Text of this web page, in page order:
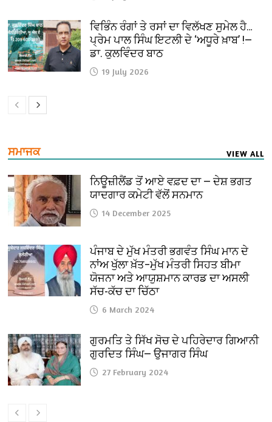
ਵਿਭਿੰਨ ਰੰਗਾਂ ਤੇ ਰਸਾਂ ਦਾ ਵਿਲੱਖਣ ਸੁਮੇਲ ਹੈ…
ਪ੍ਰੇਮ ਪਾਲ ਸਿੰਘ ਇਟਲੀ ਦੇ ‘ਅਧੂਰੇ ਖ਼ਾਬ’ !—
ਡਾ. ਕੁਲਵਿੰਦਰ ਬਾਠ
19 July 2026
ਸਮਾਜਕ VIEW ALL
ਨਿਊਜ਼ੀਲੈਂਡ ਤੋਂ ਆਏ ਵਫ਼ਦ ਦਾ — ਦੇਸ਼ ਭਗਤ
ਯਾਦਗਾਰ ਕਮੇਟੀ ਵੱਲੋਂ ਸਨਮਾਨ
14 December 2025
ਪੰਜਾਬ ਦੇ ਮੁੱਖ ਮੰਤਰੀ ਭਗਵੰਤ ਸਿੰਘ ਮਾਨ ਦੇ
ਨਾਂਅ ਖੁੱਲਾ ਖ਼ੱਤ–ਮੁੱਖ ਮੰਤਰੀ ਸਿਹਤ ਬੀਮਾ
ਯੋਜਨਾ ਅਤੇ ਆਯੁਸ਼ਮਾਨ ਕਾਰਡ ਦਾ ਅਸਲੀ
ਸੱਚ-ਕੱਚ ਦਾ ਚਿੱਠਾ
6 March 2024
ਗੁਰਮਤਿ ਤੇ ਸਿੱਖ ਸੋਚ ਦੇ ਪਹਿਰੇਦਾਰ ਗਿਆਨੀ
ਗੁਰਦਿਤ ਸਿੰਘ— ਉਜਾਗਰ ਸਿੰਘ
27 February 2024